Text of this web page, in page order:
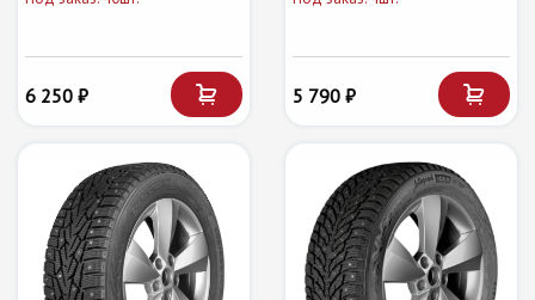
6 250 ₽ 5 790 ₽